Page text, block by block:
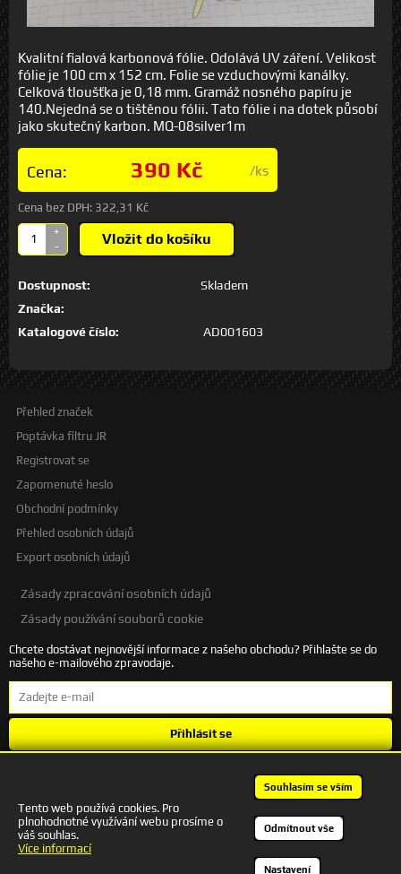
Kvalitní fialová karbonová fólie. Odolává UV záření. Velikost
fólie je 100 cm x 152 cm. Folie se vzduchovými kanálky.
Celková tloušťka je 0,18 mm. Gramáž nosného papíru je
140.Nejedná se o tištěnou fólii. Tato fólie i na dotek působí
jako skutečný karbon. MQ-08silver1m
Cena: 390 Kč /ks
Cena bez DPH: 322,31 Kč
+
-
Vložit do košíku
Dostupnost:
Skladem
Značka:
Katalogové číslo:
AD001603
Přehled značek
Poptávka filtru JR
Registrovat se
Zapomenuté heslo
Obchodní podmínky
Přehled osobních údajů
Export osobních údajů
Zásady zpracování osobních údajů
Zásady používání souborů cookie
Chcete dostávat nejnovější informace z našeho obchodu? Přihlašte se do
našeho e-mailového zpravodaje.
Přihlásit se
+420 601 245 172 | autodesigncb@gmail.com
Tento web používá cookies. Pro
plnohodnotné využívání webu prosíme o
váš souhlas.
Více informací
Souhlasím se vším
Odmítnout vše
Nastavení